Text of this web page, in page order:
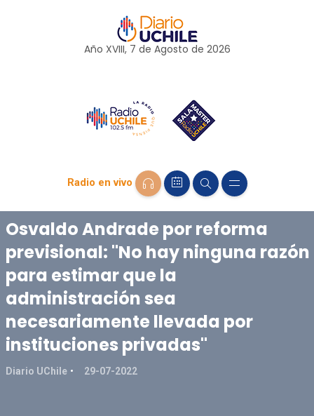
Año XVIII, 7 de Agosto de 2026
Radio en vivo
Osvaldo Andrade por reforma
previsional: "No hay ninguna razón
para estimar que la
administración sea
necesariamente llevada por
instituciones privadas"
Diario UChile 29-07-2022